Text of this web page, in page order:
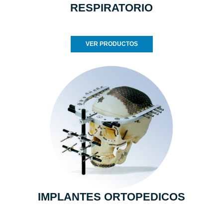
RESPIRATORIO
VER PRODUCTOS
IMPLANTES ORTOPEDICOS